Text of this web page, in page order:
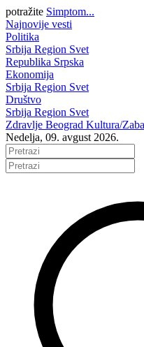
potražite Simptom...
Najnovije vesti
Politika
Srbija Region Svet
Republika Srpska
Ekonomija
Srbija Region Svet
Društvo
Srbija Region Svet
Zdravlje Beograd Kultura/
Nedelja, 09. avgust 2026.